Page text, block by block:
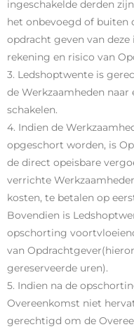
ingeschakelde derden
het onbevoegd of buiten
opdracht geven van
rekening en risico van
3. Ledshoptwente is
de Werkzaamheden
schakelen.
4. Indien de
opgeschort worden, is
de direct opeisbare
verrichte
kosten, te betalen op
Bovendien is
opschorting
van
gereserveerde uren).
5. Indien na de
Overeenkomst niet
gerechtigd om de